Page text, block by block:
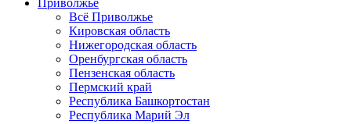
Приволжье
Всё Приволжье
Кировская область
Нижегородская область
Оренбургская область
Пензенская область
Пермский край
Республика Башкортостан
Республика Марий Эл